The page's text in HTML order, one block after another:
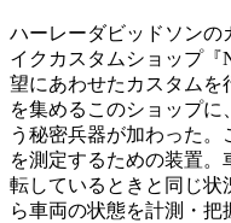
ハーレーダビッドソンの
イクカスタムショップ
望にあわせたカスタムを
を集めるこのショップ
う秘密兵器が加わった
を測定するための装置
転しているときと同じ状
ら車両の状態を計測・把